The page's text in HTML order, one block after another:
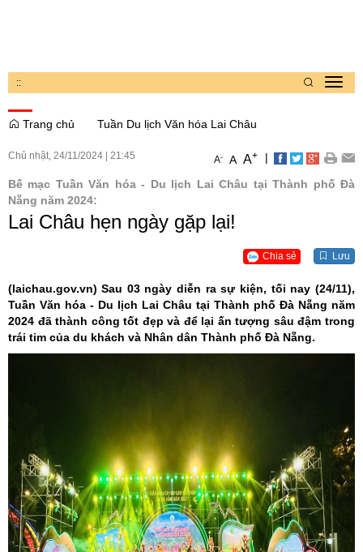
::
Trang chủ
Tuần Du lịch Văn hóa Lai Châu
Chủ nhật, 24/11/2024 21:45 A- A A+ |
Bế mạc Tuần Văn hóa - Du lịch Lai Châu tại Thành phố Đà
Nẵng năm 2024:
Lai Châu hẹn ngày gặp lại!
Chia sẻ Lưu
(laichau.gov.vn) Sau 03 ngày diễn ra sự kiện, tối nay (24/11),
Tuần Văn hóa - Du lịch Lai Châu tại Thành phố Đà Nẵng năm
2024 đã thành công tốt đẹp và để lại ấn tượng sâu đậm trong
trái tim của du khách và Nhân dân Thành phố Đà Nẵng.